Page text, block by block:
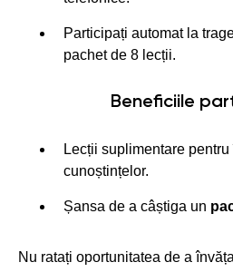
Participați automat la
pachet de 8 lecții.
Beneficiile
Lecții suplimentare
cunoștințelor.
Șansa de a câștiga un
Nu ratați oportunitatea de a